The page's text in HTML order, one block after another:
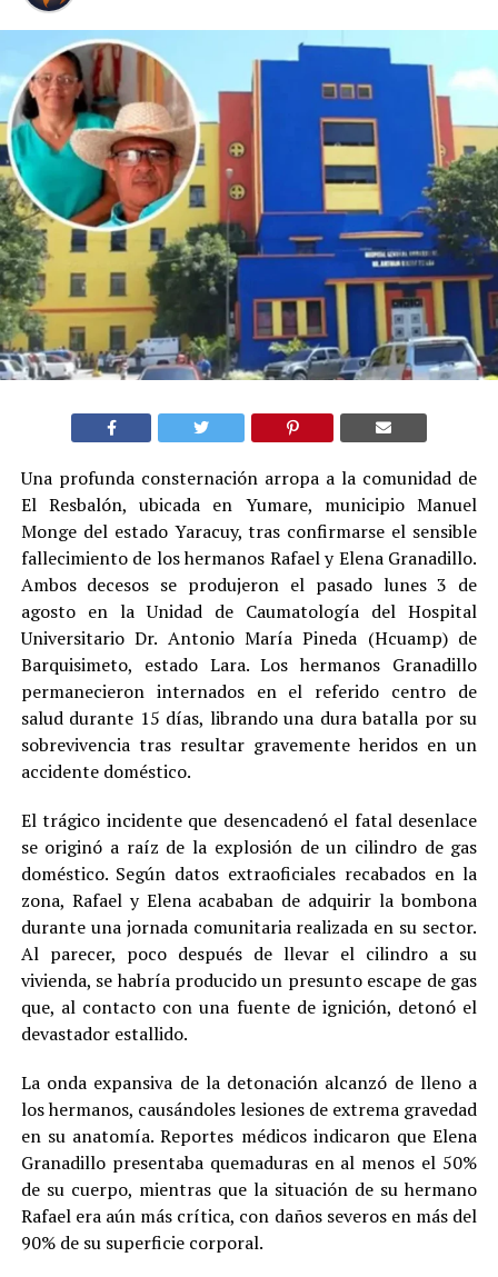
Una profunda consternación arropa a la comunidad de
El Resbalón, ubicada en Yumare, municipio Manuel
Monge del estado Yaracuy, tras confirmarse el sensible
fallecimiento de los hermanos Rafael y Elena Granadillo.
Ambos decesos se produjeron el pasado lunes 3 de
agosto en la Unidad de Caumatología del Hospital
Universitario Dr. Antonio María Pineda (Hcuamp) de
Barquisimeto, estado Lara. Los hermanos Granadillo
permanecieron internados en el referido centro de
salud durante 15 días, librando una dura batalla por su
sobrevivencia tras resultar gravemente heridos en un
accidente doméstico.
El trágico incidente que desencadenó el fatal desenlace
se originó a raíz de la explosión de un cilindro de gas
doméstico. Según datos extraoficiales recabados en la
zona, Rafael y Elena acababan de adquirir la bombona
durante una jornada comunitaria realizada en su sector.
Al parecer, poco después de llevar el cilindro a su
vivienda, se habría producido un presunto escape de gas
que, al contacto con una fuente de ignición, detonó el
devastador estallido.
La onda expansiva de la detonación alcanzó de lleno a
los hermanos, causándoles lesiones de extrema gravedad
en su anatomía. Reportes médicos indicaron que Elena
Granadillo presentaba quemaduras en al menos el 50%
de su cuerpo, mientras que la situación de su hermano
Rafael era aún más crítica, con daños severos en más del
90% de su superficie corporal.